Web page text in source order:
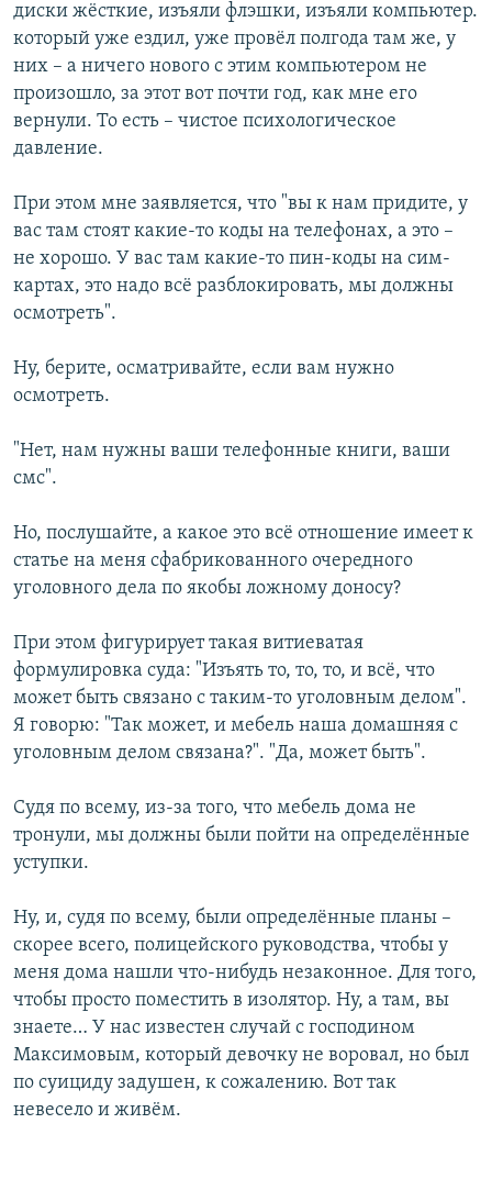
диски жёсткие, изъяли флэшки, изъяли компьютер.
который уже ездил, уже провёл полгода там же, у
них – а ничего нового с этим компьютером не
произошло, за этот вот почти год, как мне его
вернули. То есть – чистое психологическое
давление.
При этом мне заявляется, что "вы к нам придите, у
вас там стоят какие-то коды на телефонах, а это –
не хорошо. У вас там какие-то пин-коды на сим-
картах, это надо всё разблокировать, мы должны
осмотреть".
Ну, берите, осматривайте, если вам нужно
осмотреть.
"Нет, нам нужны ваши телефонные книги, ваши
смс".
Но, послушайте, а какое это всё отношение имеет к
статье на меня сфабрикованного очередного
уголовного дела по якобы ложному доносу?
При этом фигурирует такая витиеватая
формулировка суда: "Изъять то, то, то, и всё, что
может быть связано с таким-то уголовным делом".
Я говорю: "Так может, и мебель наша домашняя с
уголовным делом связана?". "Да, может быть".
Судя по всему, из-за того, что мебель дома не
тронули, мы должны были пойти на определённые
уступки.
Ну, и, судя по всему, были определённые планы –
скорее всего, полицейского руководства, чтобы у
меня дома нашли что-нибудь незаконное. Для того,
чтобы просто поместить в изолятор. Ну, а там, вы
знаете… У нас известен случай с господином
Максимовым, который девочку не воровал, но был
по суициду задушен, к сожалению. Вот так
невесело и живём.